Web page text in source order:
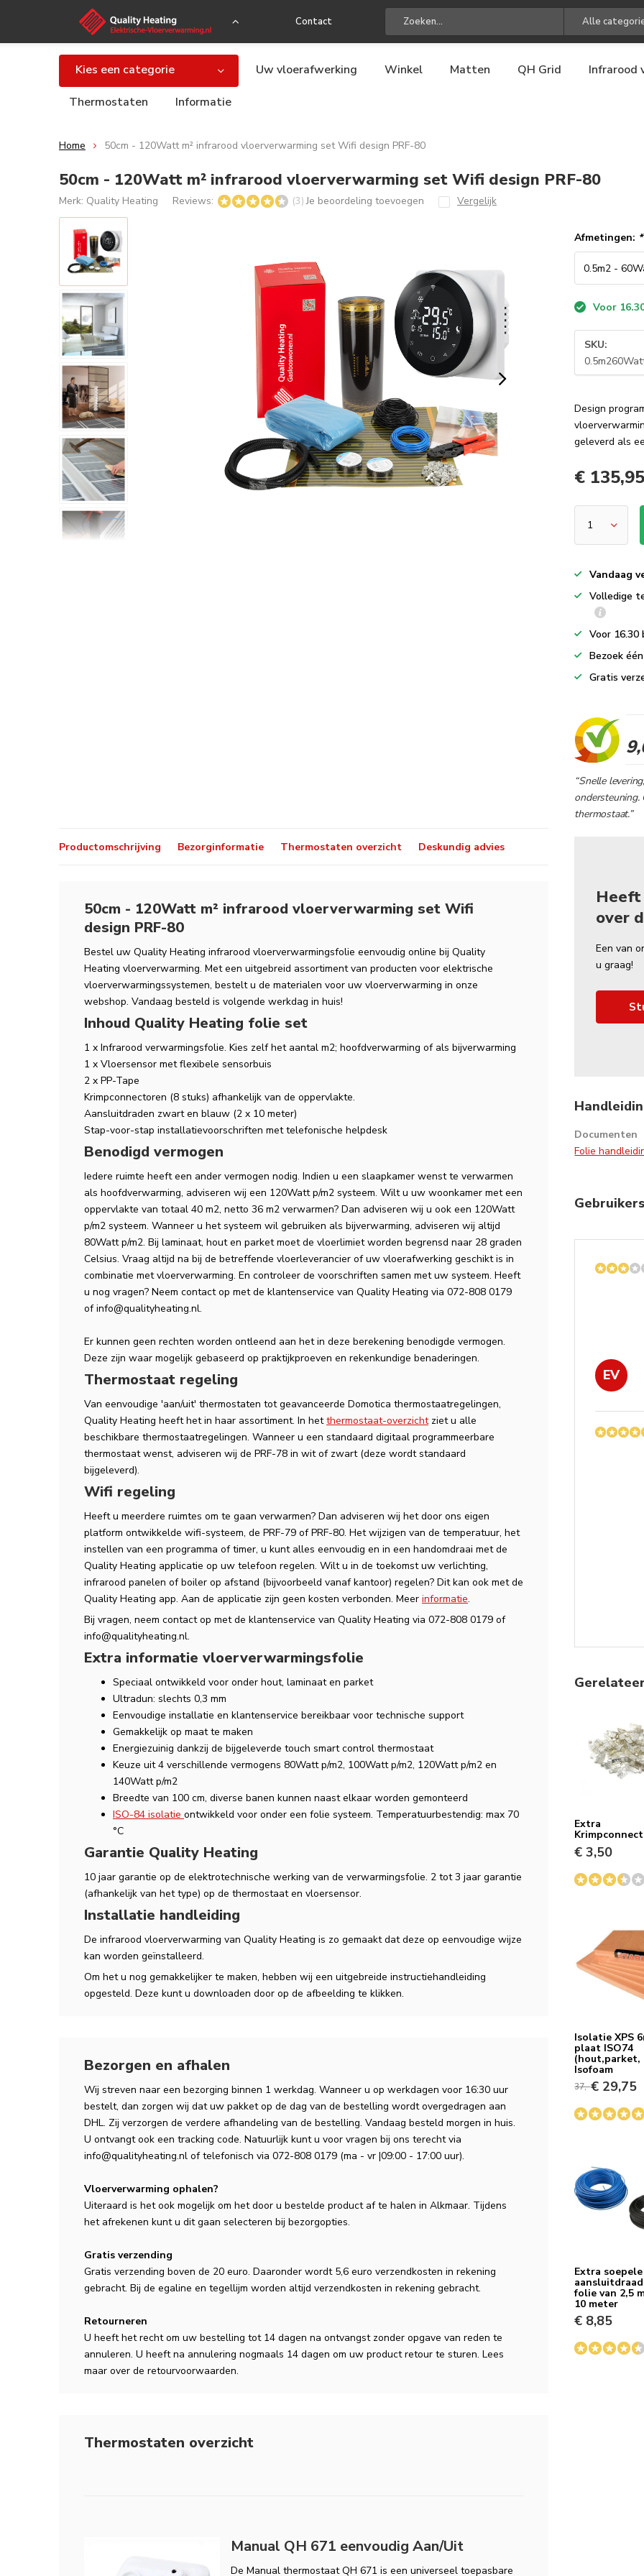
Contact Alle
Kies een categorie Uw vloerafwerking Winkel Matten QH Grid Infrarood
Thermostaten Informatie
Home 50cm - 120Watt m² infrarood vloerverwarming set Wifi design PRF-80
50cm - 120Watt m² infrarood vloerverwarming set Wifi design PRF-80
Merk: Quality Heating Reviews: (3) Je beoordeling toevoegen Vergelijk
Afmetingen: *
Voor
SKU:
Design
geleverd als
€
Vandaag
Volledige
Voor
Bezoek
Gratis
“Snelle
ondersteuning.
thermostaat.”
Productomschrijving Bezorginformatie Thermostaten overzicht Deskundig advies
50cm - 120Watt m² infrarood vloerverwarming set Wifi
design PRF-80
Bestel uw Quality Heating infrarood vloerverwarmingsfolie eenvoudig online bij Quality
Heating vloerverwarming. Met een uitgebreid assortiment van producten voor elektrische
vloerverwarmingssystemen, bestelt u de materialen voor uw vloerverwarming in onze
webshop. Vandaag besteld is volgende werkdag in huis!
Inhoud Quality Heating folie set
1 x Infrarood verwarmingsfolie. Kies zelf het aantal m2; hoofdverwarming of als bijverwarming
1 x Vloersensor met flexibele sensorbuis
2 x PP-Tape
Krimpconnectoren (8 stuks) afhankelijk van de oppervlakte.
Aansluitdraden zwart en blauw (2 x 10 meter)
Stap-voor-stap installatievoorschriften met telefonische helpdesk
Benodigd vermogen
Iedere ruimte heeft een ander vermogen nodig. Indien u een slaapkamer wenst te verwarmen
als hoofdverwarming, adviseren wij een 120Watt p/m2 systeem. Wilt u uw woonkamer met een
oppervlakte van totaal 40 m2, netto 36 m2 verwarmen? Dan adviseren wij u ook een 120Watt
p/m2 systeem. Wanneer u het systeem wil gebruiken als bijverwarming, adviseren wij altijd
80Watt p/m2. Bij laminaat, hout en parket moet de vloerlimiet worden begrensd naar 28 graden
Celsius. Vraag altijd na bij de betreffende vloerleverancier of uw vloerafwerking geschikt is in
combinatie met vloerverwarming. En controleer de voorschriften samen met uw systeem. Heeft
u nog vragen? Neem contact op met de klantenservice van Quality Heating via 072-808 0179
ofinfo@qualityheating.nl.
Er kunnen geen rechten worden ontleend aan het in deze berekening benodigde vermogen.
Deze zijn waar mogelijk gebaseerd op praktijkproeven en rekenkundige benaderingen.
Thermostaat regeling
Van eenvoudige 'aan/uit' thermostaten tot geavanceerde Domotica thermostaatregelingen,
Quality Heating heeft het in haar assortiment. In hetthermostaat-overzichtziet u alle
beschikbare thermostaatregelingen. Wanneer u een standaard digitaal programmeerbare
thermostaat wenst, adviseren wij de PRF-78 in wit of zwart (deze wordt standaard
bijgeleverd).
Wifi regeling
Heeft u meerdere ruimtes om te gaan verwarmen? Dan adviseren wij het door ons eigen
platform ontwikkelde wifi-systeem, de PRF-79 of PRF-80. Het wijzigen van de temperatuur, het
instellen van een programma of timer, u kunt alles eenvoudig en in een handomdraai met de
Quality Heating applicatie op uw telefoon regelen. Wilt u in de toekomst uw verlichting,
infrarood panelen of boiler op afstand (bijvoorbeeld vanaf kantoor) regelen? Dit kan ook met de
Quality Heating app. Aan de applicatie zijn geen kosten verbonden. Meer informatie.
Bij vragen, neem contact op met de klantenservice van Quality Heating via 072-808 0179 of
info@qualityheating.nl.
Extra informatie vloerverwarmingsfolie
Speciaal ontwikkeld voor onder hout, laminaat en parket
Ultradun: slechts 0,3 mm
Eenvoudige installatie en klantenservice bereikbaar voor technische support
Gemakkelijk op maat te maken
Energiezuinig dankzij de bijgeleverde touch smart control thermostaat
Keuze uit 4 verschillende vermogens 80Watt p/m2, 100Watt p/m2, 120Watt p/m2 en
140Watt p/m2
Breedte van 100 cm, diverse banen kunnen naast elkaar worden gemonteerd
ISO-84 isolatie ontwikkeld voor onder een folie systeem. Temperatuurbestendig: max 70
°C
Garantie Quality Heating
10 jaar garantie op de elektrotechnische werking van de verwarmingsfolie. 2 tot 3 jaar garantie
(afhankelijk van het type) op de thermostaat en vloersensor.
Installatie handleiding
De infrarood vloerverwarming van Quality Heating is zo gemaakt dat deze op eenvoudige wijze
kan worden geïnstalleerd.
Om het u nog gemakkelijker te maken, hebben wij een uitgebreide instructiehandleiding
opgesteld. Deze kunt u downloaden door op de afbeelding te klikken.
Bezorgen en afhalen
Wij streven naar een bezorging binnen 1 werkdag. Wanneer u op werkdagen voor 16:30 uur
bestelt, dan zorgen wij dat uw pakket op de dag van de bestelling wordt overgedragen aan
DHL. Zij verzorgen de verdere afhandeling van de bestelling. Vandaag besteld morgen in huis.
U ontvangt ook een tracking code. Natuurlijk kunt u voor vragen bij ons terecht via
info@qualityheating.nl of telefonisch via 072-808 0179 (ma - vr |09:00 - 17:00 uur).
Vloerverwarming ophalen?
Uiteraard is het ook mogelijk om het door u bestelde product af te halen in Alkmaar. Tijdens
het afrekenen kunt u dit gaan selecteren bij bezorgopties.
Gratis verzending
Gratis verzending boven de 20 euro. Daaronder wordt 5,6 euro verzendkosten in rekening
gebracht. Bij de egaline en tegellijm worden altijd verzendkosten in rekening gebracht.
Retourneren
U heeft het recht om uw bestelling tot 14 dagen na ontvangst zonder opgave van reden te
annuleren. U heeft na annulering nogmaals 14 dagen om uw product retour te sturen. Lees
maar over de retourvoorwaarden.
Thermostaten overzicht
Manual QH 671 eenvoudig Aan/Uit
De Manual thermostaat QH 671 is een universeel toepasbare
Heeft
over
Een van
u graag!
Documenten
Folie
EV
Extra
€ 3,50
Isolatie XPS
plaat ISO74
Isofoam
37,-€ 29,75
Extra soepele
folie van 2,5
10 meter
€ 8,85